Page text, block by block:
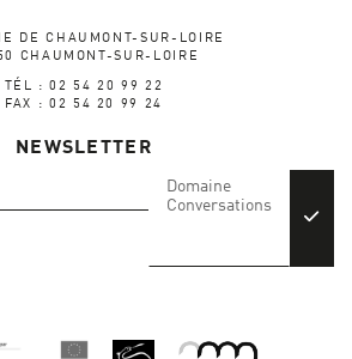
DE CHAUMONT-SUR-LOIRE
CHAUMONT-SUR-LOIRE
TÉL : 02 54 20 99 22
FAX : 02 54 20 99 24
NEWSLETTER